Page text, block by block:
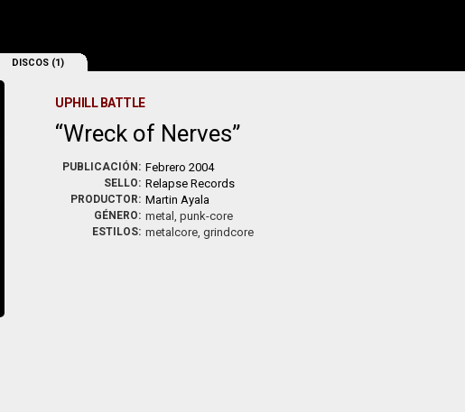
DISCOS (1)
UPHILL BATTLE
Wreck of Nerves
PUBLICACIÓN: Febrero 2004
SELLO: Relapse Records
PRODUCTOR: Martin Ayala
GÉNERO: metal, punk-core
ESTILOS: metalcore, grindcore